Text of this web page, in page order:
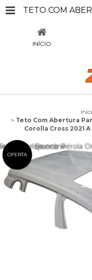
INÍCIO
> Teto Com Abertura
Corolla Cross 2021
OFERTA